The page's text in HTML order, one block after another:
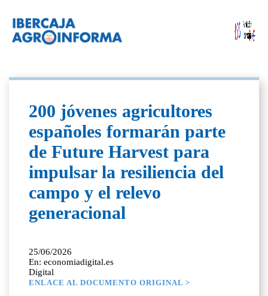
200 jóvenes agricultores
españoles formarán parte
de Future Harvest para
impulsar la resiliencia del
campo y el relevo
generacional
25/06/2026
En: economiadigital.es
Digital
ENLACE AL DOCUMENTO ORIGINAL >